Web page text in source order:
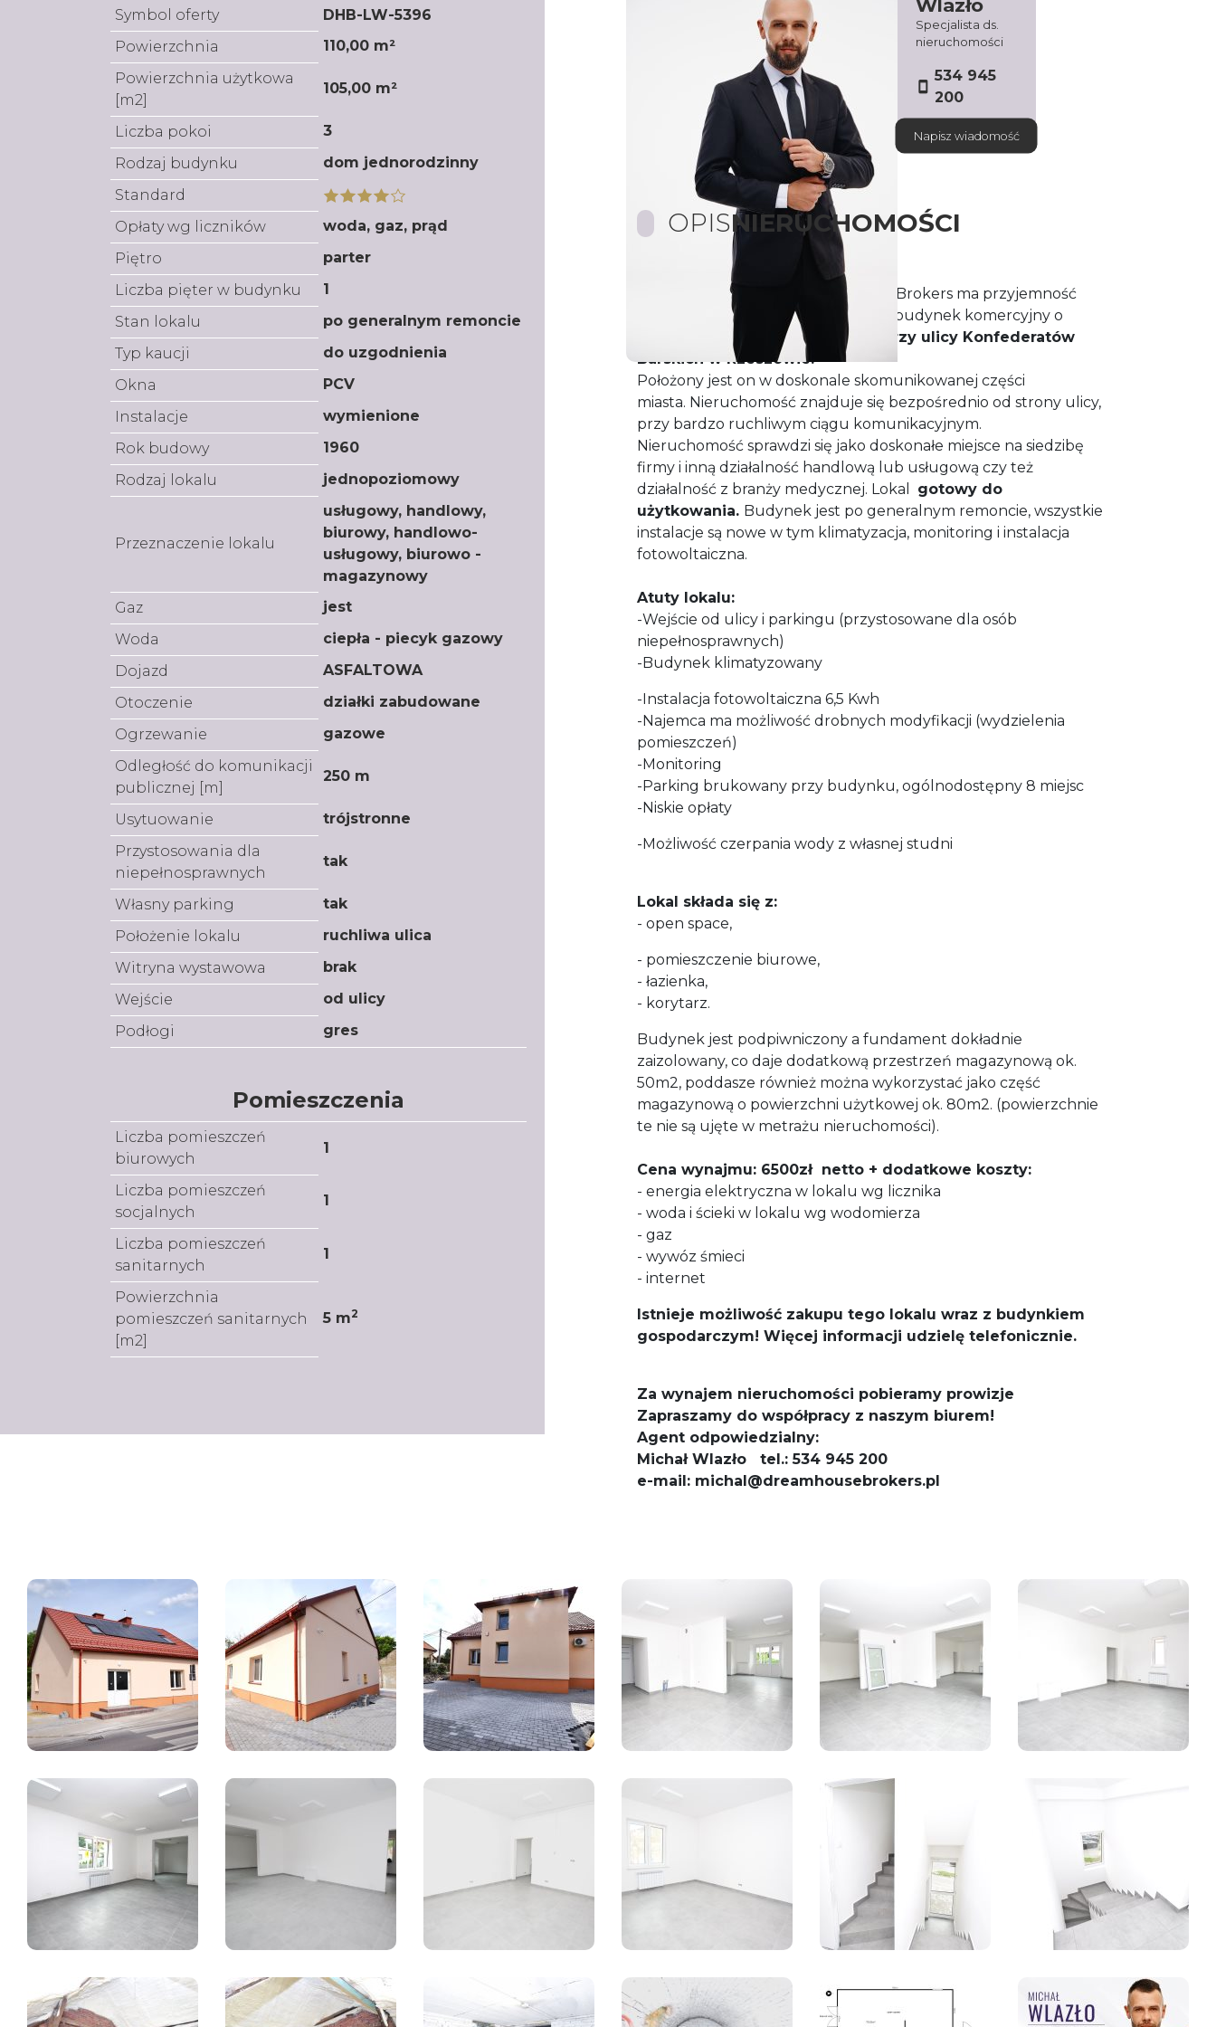
Symbol oferty
DHB-LW-5396
Powierzchnia
110,00 m²
Powierzchnia użytkowa
[m2]
105,00 m²
Liczba pokoi
3
Rodzaj budynku
dom jednorodzinny
Standard
Opłaty wg liczników
woda, gaz, prąd
Piętro
parter
Liczba pięter w budynku
1
Stan lokalu
po generalnym remoncie
Typ kaucji
do uzgodnienia
Okna
PCV
Instalacje
wymienione
Rok budowy
1960
Rodzaj lokalu
jednopoziomowy
Przeznaczenie lokalu
usługowy, handlowy,
biurowy, handlowo-
usługowy, biurowo -
magazynowy
Gaz
jest
Woda
ciepła - piecyk gazowy
Dojazd
ASFALTOWA
Otoczenie
działki zabudowane
Ogrzewanie
gazowe
Odległość do komunikacji
publicznej [m]
250 m
Usytuowanie
trójstronne
Przystosowania dla
niepełnosprawnych
tak
Własny parking
tak
Położenie lokalu
ruchliwa ulica
Witryna wystawowa
brak
Wejście
od ulicy
Podłogi
gres
Pomieszczenia
Liczba pomieszczeń
biurowych
1
Liczba pomieszczeń
socjalnych
1
Liczba pomieszczeń
sanitarnych
1
Powierzchnia
pomieszczeń sanitarnych
[m2]
5 m2
Wlazło
Specjalista ds.
nieruchomości
534 945
200
Napisz wiadomość
OPISNIERUCHOMOŚCI
Biuro nieruchomości Dream House Brokers ma przyjemność
przedstawić Państwu do wynajęcia budynek komercyjny o
110m2 , Usytuowany
przy ulicy Konfederatów
Barskich w Rzeszowie.
Położony jest on w doskonale skomunikowanej części
miasta. Nieruchomość znajduje się bezpośrednio od strony ulicy,
przy bardzo ruchliwym ciągu komunikacyjnym.
Nieruchomość sprawdzi się jako doskonałe miejsce na siedzibę
firmy i inną działalność handlową lub usługową czy też
działalność z branży medycznej. Lokal gotowy do
użytkowania. Budynek jest po generalnym remoncie, wszystkie
instalacje są nowe w tym klimatyzacja, monitoring i instalacja
fotowoltaiczna.
Atuty lokalu:
-Wejście od ulicy i parkingu (przystosowane dla osób
niepełnosprawnych)
-Budynek klimatyzowany
-Instalacja fotowoltaiczna 6,5 Kwh
-Najemca ma możliwość drobnych modyfikacji (wydzielenia
pomieszczeń)
-Monitoring
-Parking brukowany przy budynku, ogólnodostępny 8 miejsc
-Niskie opłaty
-Możliwość czerpania wody z własnej studni
Lokal składa się z:
- open space,
- pomieszczenie biurowe,
- łazienka,
- korytarz.
Budynek jest podpiwniczony a fundament dokładnie
zaizolowany, co daje dodatkową przestrzeń magazynową ok.
50m2, poddasze również można wykorzystać jako część
magazynową o powierzchni użytkowej ok. 80m2. (powierzchnie
te nie są ujęte w metrażu nieruchomości).
Cena wynajmu: 6500zł netto + dodatkowe koszty:
- energia elektryczna w lokalu wg licznika
- woda i ścieki w lokalu wg wodomierza
- gaz
- wywóz śmieci
- internet
Istnieje możliwość zakupu tego lokalu wraz z budynkiem
gospodarczym! Więcej informacji udzielę telefonicznie.
Za wynajem nieruchomości pobieramy prowizje
Zapraszamy do współpracy z naszym biurem!
Agent odpowiedzialny:
Michał Wlazło tel.: 534 945 200
e-mail: michal@dreamhousebrokers.pl